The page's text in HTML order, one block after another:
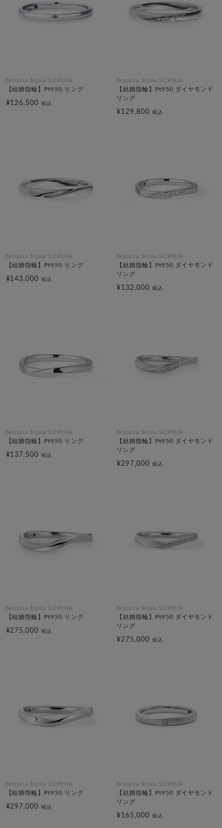
festaria bijou SOPHIA
【結婚指輪】Pt950 リング
¥126,500税込
festaria bijou SOPHIA
【結婚指輪】Pt950 ダイヤモンド
リング
¥129,800 税込
festaria bijou SOPHIA
【結婚指輪】Pt950 リング
¥143,000税込
festaria bijou SOPHIA
【結婚指輪】Pt950 ダイヤモンド
リング
¥132,000 税込
festaria bijou SOPHIA
【結婚指輪】Pt950 リング
¥137,500税込
festaria bijou SOPHIA
【結婚指輪】Pt950 ダイヤモンド
リング
¥297,000 税込
festaria bijou SOPHIA
【結婚指輪】Pt950 リング
¥275,000税込
festaria bijou SOPHIA
【結婚指輪】Pt950 ダイヤモンド
リング
¥275,000 税込
festaria bijou SOPHIA
【結婚指輪】Pt950 リング
¥297,000税込
festaria bijou SOPHIA
【結婚指輪】Pt950 ダイヤモンド
リング
¥165,000 税込